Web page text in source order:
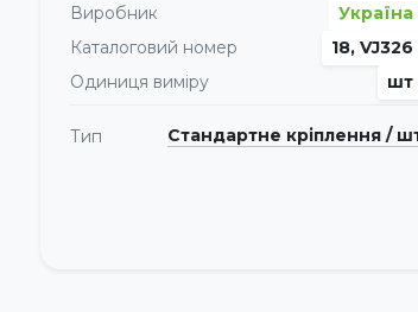
Виробник
Україна
Каталоговий номер
18, VJ326
Одиниця виміру
шт
Тип Стандартне кріплення /